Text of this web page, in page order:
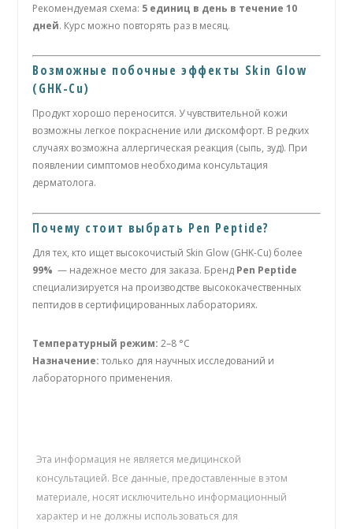
Рекомендуемая схема: 5 единиц в день в течение 10
дней. Курс можно повторять раз в месяц.
Возможные побочные эффекты Skin Glow
(GHK-Cu)
Продукт хорошо переносится. У чувствительной кожи
возможны легкое покраснение или дискомфорт. В редких
случаях возможна аллергическая реакция (сыпь, зуд). При
появлении симптомов необходима консультация
дерматолога.
Почему стоит выбрать Pen Peptide?
Для тех, кто ищет высокочистый Skin Glow (GHK-Cu) более
99% — надежное место для заказа. Бренд Pen Peptide
специализируется на производстве высококачественных
пептидов в сертифицированных лабораториях.
Температурный режим: 2–8 °C
Назначение: только для научных исследований и
лабораторного применения.
Эта информация не является медицинской
консультацией. Все данные, предоставленные в этом
материале, носят исключительно информационный
характер и не должны использоваться для